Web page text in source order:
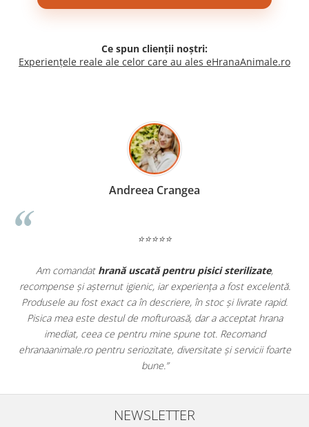
Ce spun clienții noștri:
Experiențele reale ale celor care au ales eHranaAnimale.ro
Madalina Stancea
⭐⭐⭐⭐⭐
Apreciez foarte mult faptul că peehranaanimale.rogăsesc
doar hrană, ci și produse dinfarmacia veterinară:
antiparazitare, suplimente și soluții de îngrijire. Este foarte
comod să pot comanda tot ce am nevoie pentru animalul
dintr-un singur loc. Livrarea a fost rapidă, iar produsele au
originale și în termen. Magazin serios, bine organizat și foarte
pentru orice stăpân de animale.
NEWSLETTER